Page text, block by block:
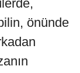
önünde